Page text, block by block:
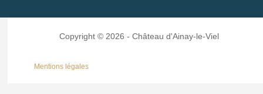
Copyright © 2026 - Château d'Ainay-le-Viel
Mentions légales